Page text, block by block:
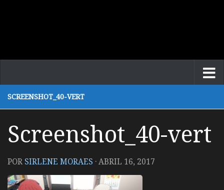
SCREENSHOT_40-VERT
Screenshot_40-vert
POR SIRLENE MORAES ·ABRIL 16, 2017